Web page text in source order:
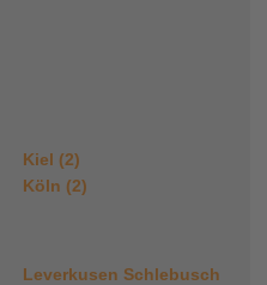
Kiel (2)
Köln (2)
Leverkusen Schlebusch